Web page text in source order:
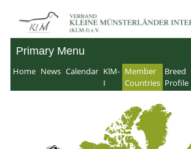
Skip
to
content
Verband für Kleine
Münsterländer-
International e.V.
Primary Menu
Home News Calendar KlM-
I
Member
Countries
Breed
Profile